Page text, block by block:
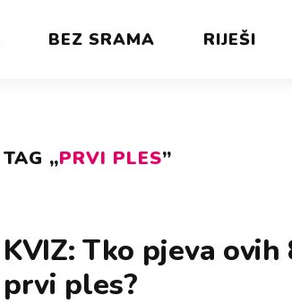
BEZ SRAMA RIJEŠI
„PRVI PLES”
KVIZ: Tko pjeva ovih
prvi ples?